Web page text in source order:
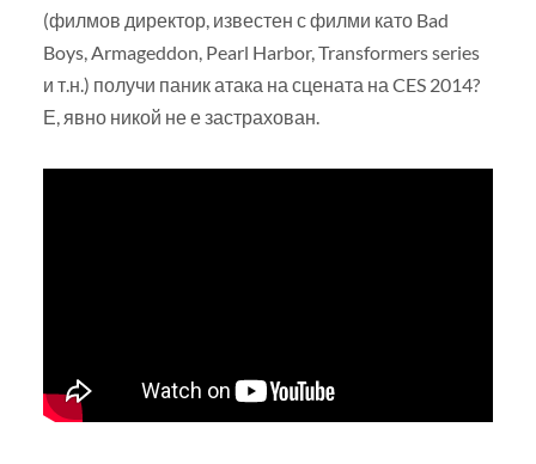
(филмов директор, известен с филми като Bad
Boys, Armageddon, Pearl Harbor, Transformers series
и т.н.) получи паник атака на сцената на CES 2014?
Е, явно никой не е застрахован.